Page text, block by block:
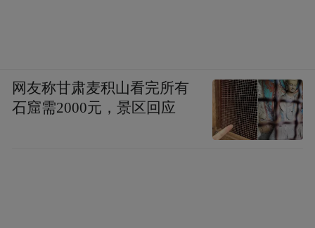
网友称甘肃麦积山看完所有
石窟需2000元，景区回应